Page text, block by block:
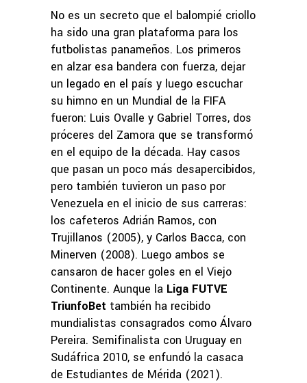
No es un secreto que el balompié criollo
ha sido una gran plataforma para los
futbolistas panameños. Los primeros
en alzar esa bandera con fuerza, dejar
un legado en el país y luego escuchar
su himno en un Mundial de la FIFA
fueron: Luis Ovalle y Gabriel Torres, dos
próceres del Zamora que se transformó
en el equipo de la década. Hay casos
que pasan un poco más desapercibidos,
pero también tuvieron un paso por
Venezuela en el inicio de sus carreras:
los cafeteros Adrián Ramos, con
Trujillanos (2005), y Carlos Bacca, con
Minerven (2008). Luego ambos se
cansaron de hacer goles en el Viejo
Continente. Aunque la Liga FUTVE
TriunfoBet también ha recibido
mundialistas consagrados como Álvaro
Pereira. Semifinalista con Uruguay en
Sudáfrica 2010, se enfundó la casaca
de Estudiantes de Mérida (2021).